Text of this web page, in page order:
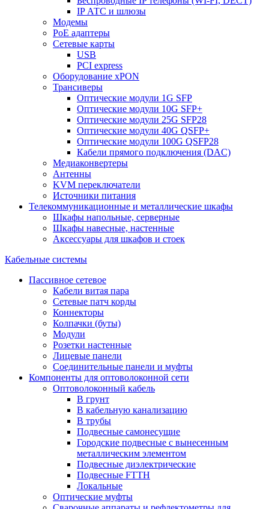
IP АТС и шлюзы
Модемы
PoE адаптеры
Сетевые карты
USB
PCI express
Оборудование xPON
Трансиверы
Оптические модули 1G SFP
Оптические модули 10G SFP+
Оптические модули 25G SFP28
Оптические модули 40G QSFP+
Оптические модули 100G QSFP28
Кабели прямого подключения (DAC)
Медиаконвертеры
Антенны
KVM переключатели
Источники питания
Телекоммуникационные и металлические шкафы
Шкафы напольные, серверные
Шкафы навесные, настенные
Аксессуары для шкафов и стоек
Кабельные системы
Пассивное сетевое
Кабели витая пара
Сетевые патч корды
Коннекторы
Колпачки (буты)
Модули
Розетки настенные
Лицевые панели
Соединительные панели и муфты
Компоненты для оптоволоконной сети
Оптоволоконный кабель
В грунт
В кабельную канализацию
В трубы
Подвесные самонесущие
Городские подвесные с вынесенным
металлическим элементом
Подвесные диэлектрические
Подвесные FTTH
Локальные
Оптические муфты